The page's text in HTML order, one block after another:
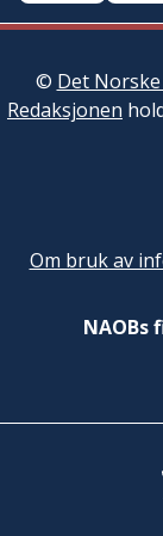
© Det
Redaksjonen
Om bruk av
NAOBs